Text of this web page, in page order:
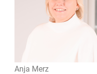
Anja Merz